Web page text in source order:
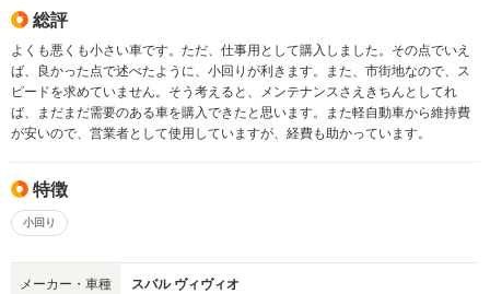
総評
よくも悪くも小さい車です。ただ、仕事用として購入しました。その点でいえ
ば、良かった点で述べたように、小回りが利きます。また、市街地なので、ス
ピードを求めていません。そう考えると、メンテナンスさえきちんとしてれ
ば、まだまだ需要のある車を購入できたと思います。また軽自動車から維持費
が安いので、営業者として使用していますが、経費も助かっています。
特徴
小回り
メーカー・車種 スバル ヴィヴィオ